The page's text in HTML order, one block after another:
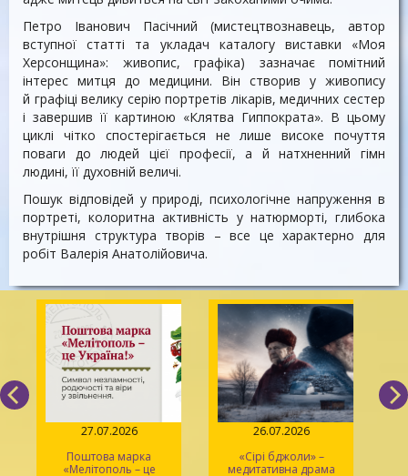
Петро Іванович Пасічний (мистецтвознавець, автор
вступної статті та укладач каталогу виставки «Моя
Херсонщина»: живопис, графіка) зазначає помітний
інтерес митця до медицини. Він створив у живопису
й графіці велику серію портретів лікарів, медичних сестер
і завершив її картиною «Клятва Гиппократа». В цьому
циклі чітко спостерігається не лише високе почуття
поваги до людей цієї професії, а й натхненний гімн
людині, її духовній величі.
Пошук відповідей у природі, психологічне напруження в
портреті, колоритна активність у натюрморті, глибока
внутрішня структура творів – все це характерно для
робіт Валерія Анатолійовича.
27.07.2026
Поштова марка
«Мелітополь – це
26.07.2026
«Сірі бджоли» –
медитативна драма